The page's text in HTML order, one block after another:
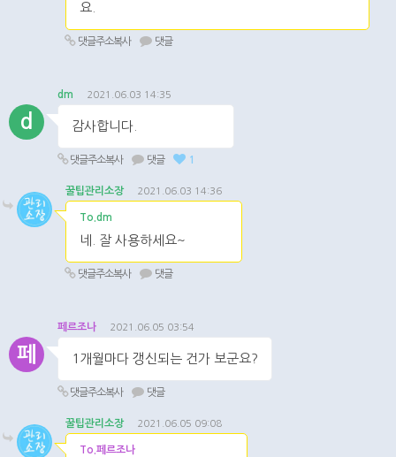
요.
댓글주소복사 댓글
d
dm 2021.06.03 14:35
감사합니다.
댓글주소복사 댓글 1
꿀팁관리소장 2021.06.03 14:36
To.dm
네. 잘 사용하세요~
댓글주소복사 댓글
페
페르조나 2021.06.05 03:54
1개월마다 갱신되는 건가 보군요?
댓글주소복사 댓글
꿀팁관리소장 2021.06.05 09:08
To.페르조나